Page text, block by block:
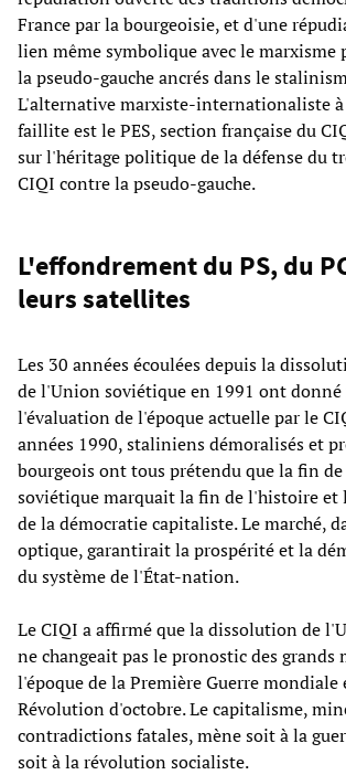
France par la bourgeoisie, et d'une
lien même symbolique avec le marxisme
la pseudo-gauche ancrés dans le
L'alternative marxiste-internationaliste à
faillite est le PES, section française du
sur l'héritage politique de la défense du
CIQI contre la pseudo-gauche.
L'effondrement du PS, du
leurs satellites
Les 30 années écoulées depuis la
de l'Union soviétique en 1991 ont donné
l'évaluation de l'époque actuelle par le
années 1990, staliniens démoralisés et
bourgeois ont tous prétendu que la fin
soviétique marquait la fin de l'histoire
de la démocratie capitaliste. Le marché,
optique, garantirait la prospérité et la
du système de l'État-nation.
Le CIQI a affirmé que la dissolution de
ne changeait pas le pronostic des grands
l'époque de la Première Guerre mondiale
Révolution d'octobre. Le capitalisme,
contradictions fatales, mène soit à la
soit à la révolution socialiste.